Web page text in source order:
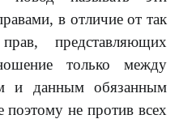
в отличие от так
представляющих
только между
и данным обязанным
не против всех